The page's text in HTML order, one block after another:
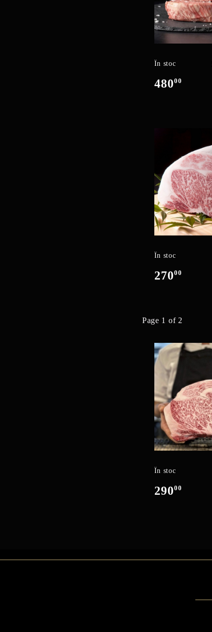
În stoc
48000
În stoc
27000
Page 1 of 2
În stoc
29000